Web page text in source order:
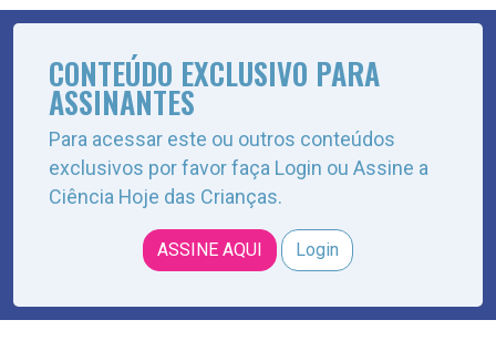
CONTEÚDO EXCLUSIVO PARA
ASSINANTES
Para acessar este ou outros conteúdos
exclusivos por favor faça Login ou Assine a
Ciência Hoje das Crianças.
ASSINE AQUI Login